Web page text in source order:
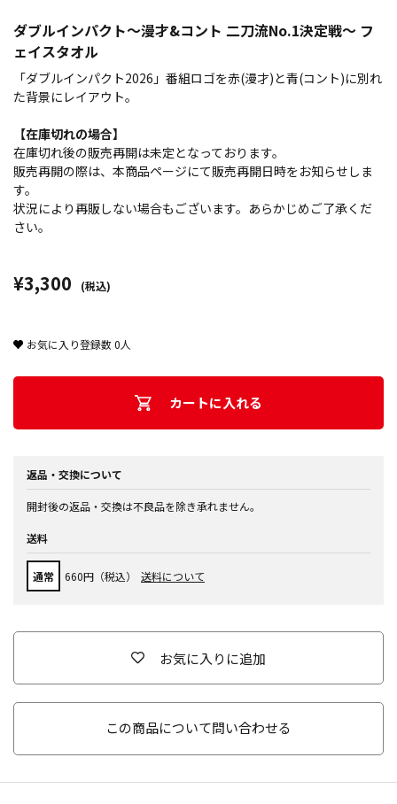
ダブルインパクト～漫才&コント 二刀流No.1決定戦～ フ
ェイスタオル
「ダブルインパクト2026」番組ロゴを赤(漫才)と青(コント)に別れ
た背景にレイアウト。
【在庫切れの場合】
在庫切れ後の販売再開は未定となっております。
販売再開の際は、本商品ページにて販売再開日時をお知らせしま
す。
状況により再販しない場合もございます。あらかじめご了承くだ
さい。
¥3,300 (税込)
お気に入り登録数0人
カートに入れる
返品・交換について
開封後の返品・交換は不良品を除き承れません。
送料
通常 660円（税込） 送料について
お気に入りに追加
この商品について問い合わせる